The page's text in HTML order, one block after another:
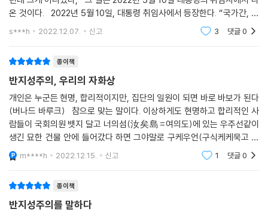
---「제4장 왜 윤석열과 김건희는 자주 상식을 초월하는가?」중에서
의 바탕에는 자신들만이 선하고 정의롭다는 독선과 오만이 자리 잡고 있었
판문점 평화의 집에서 문재인과 김정은의 남북정상회담(2018년 4월 27
일), 전쟁 영웅들의 유해를 무대 ‘소품’으로 취급했다는 비판을 받은 ‘6·25
전쟁 70주년 기념식’(2020년 6월 25일), 방역 지침을 위반한 초대 질병
관리청장 정은경 임명식(2020년 9월 11일), 흑백 영상으로 송출되어 논
란이 된 ‘2050 대한민국 탄소 중립 비전 선언’(2020년 12월 10일), 풍력
이 아닌 전기로 풍력발전기를 돌린 ‘세계 최대 풍력 단지 48조 투자 협약
식’(2021년 2월 5일), ‘누리호 개발 과학자 병풍’ 논란(2021년 10월 21
일) 등 여러 분야에 걸친 문재인 정권의 정책적 실패는 ‘이미지 정치’의 부
국정 운영을 지배하다시피 한 것은 문재인이 중요한 순간에 침묵하면서 책
임을 회피하는 것을 습관처럼 만들어버렸다.
온 것이다. 2022년 5월 10일, 대통령 취임사에서 등장한다. “국가간, 국
가 내부의 지나친 집단적 갈등에 의해 진실이 왜곡되고, 각자가 보고 듣
s***h 2022.12.07. 신고 3 댓글0
종이책
반지성주의, 우리의 자화상
개인은 누군든 현명, 합리적이지만, 집단의 일원이 되면 바로 바보가 된다
(버나드 바루크) 참으로 맞는 말이다. 이상하게도 현명하고 합리적인 사
람들이 국회의원 뱃지 달고 너의섬(汝矣島=여의도)에 있는 우주선같이
생긴 묘한 건물 안에 들어갔다 하면 그야말로 구케우언(구식케케묵고 어
리석은 말을하는 사람)이 되고 만다. 아무튼 이 책＜반지성주의＞을 논
하려는 강준만
m****h 2022.12.15. 신고 1 댓글0
종이책
반지성주의를 말하다